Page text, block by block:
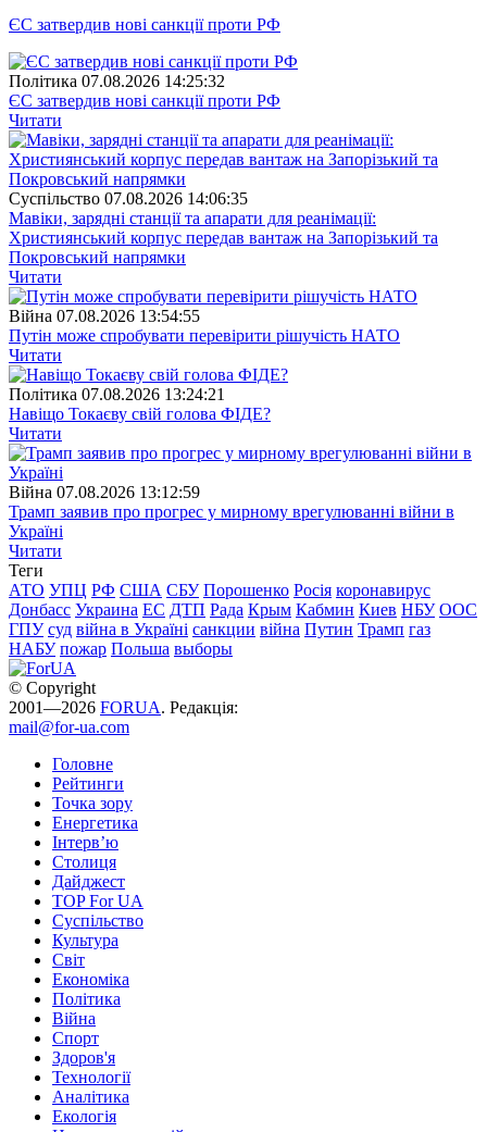
ЄС затвердив нові санкції проти РФ
Полiтика 07.08.2026 14:25:32
ЄС затвердив нові санкції проти РФ
Читати
Суспiльство 07.08.2026 14:06:35
Мавіки, зарядні станції та апарати для реанімації:
Християнський корпус передав вантаж на Запорізький та
Покровський напрямки
Читати
Війна 07.08.2026 13:54:55
Путін може спробувати перевірити рішучість НАТО
Читати
Полiтика 07.08.2026 13:24:21
Навіщо Токаєву свій голова ФІДЕ?
Читати
Війна 07.08.2026 13:12:59
Трамп заявив про прогрес у мирному врегулюванні війни в
Україні
Читати
Теги
АТО УПЦ РФ США СБУ Порошенко Росія коронавирус
Донбасс Украина ЕС ДТП Рада Крым Кабмин Киев НБУ ООС
ГПУ суд війна в Україні санкции війна Путин Трамп газ
НАБУ пожар Польша выборы
© Copyright
2001—2026 FORUA. Редакція:
mail@for-ua.com
Головне
Рейтинги
Точка зору
Енергетика
Інтерв’ю
Столиця
Дайджест
TOP For UA
Суспiльство
Культура
Світ
Економіка
Політика
Війна
Спорт
Здоров'я
Технології
Аналітика
Екологія